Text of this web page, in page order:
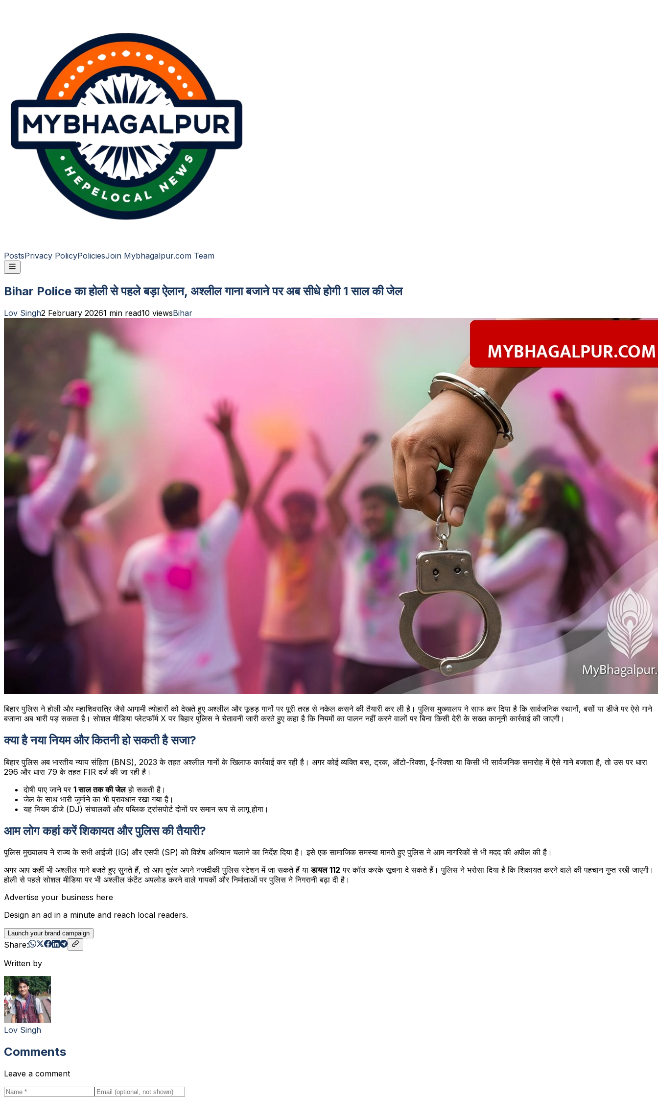
PostsPrivacy PolicyPoliciesJoin Mybhagalpur.com Team
Bihar Police का होली से पहले बड़ा ऐलान, अश्लील गाना बजाने पर अब सीधे होगी 1 साल की जेल
Lov Singh2 February 20261 min read10 viewsBihar
बिहार पुलिस ने होली और महाशिवरात्रि जैसे आगामी त्योहारों को देखते हुए अश्लील और फूहड़ गानों पर पूरी तरह से नकेल कसने की तैयारी कर ली है। पुलिस मुख्यालय ने साफ कर दिया है कि सार्वजनिक स्थानों, बसों या डीजे पर ऐसे गाने
बजाना अब भारी पड़ सकता है। सोशल मीडिया प्लेटफॉर्म X पर बिहार पुलिस ने चेतावनी जारी करते हुए कहा है कि नियमों का पालन नहीं करने वालों पर बिना किसी देरी के सख्त कानूनी कार्रवाई की जाएगी।
क्या है नया नियम और कितनी हो सकती है सजा?
बिहार पुलिस अब भारतीय न्याय संहिता (BNS), 2023 के तहत अश्लील गानों के खिलाफ कार्रवाई कर रही है। अगर कोई व्यक्ति बस, ट्रक, ऑटो-रिक्शा, ई-रिक्शा या किसी भी सार्वजनिक समारोह में ऐसे गाने बजाता है, तो उस पर धारा
296 और धारा 79 के तहत FIR दर्ज की जा रही है।
दोषी पाए जाने पर 1 साल तक की जेलहो सकती है।
जेल के साथ भारी जुर्माने का भी प्रावधान रखा गया है।
यह नियम डीजे (DJ) संचालकों और पब्लिक ट्रांसपोर्ट दोनों पर समान रूप से लागू होगा।
आम लोग कहां करें शिकायत और पुलिस की तैयारी?
पुलिस मुख्यालय ने राज्य के सभी आईजी (IG) और एसपी (SP) को विशेष अभियान चलाने का निर्देश दिया है। इसे एक सामाजिक समस्या मानते हुए पुलिस ने आम नागरिकों से भी मदद की अपील की है।
अगर आप कहीं भी अश्लील गाने बजते हुए सुनते हैं, तो आप तुरंत अपने नजदीकी पुलिस स्टेशन में जा सकते हैं याडायल 112 पर कॉल करके सूचना दे सकते हैं। पुलिस ने भरोसा दिया है कि शिकायत करने वाले की पहचान गुप्त रखी जाएगी।
होली से पहले सोशल मीडिया पर भी अश्लील कंटेंट अपलोड करने वाले गायकों और निर्माताओं पर पुलिस ने निगरानी बढ़ा दी है।
Advertise your business here
Design an ad in a minute and reach local readers.
Launch your brand campaign
Share:
Written by
Lov Singh
Comments
Leave a comment